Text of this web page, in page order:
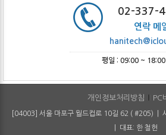
02-337-
연락 메
평일 : 09:00 ~ 18:00
개인정보처리방침 PC
[04003] 서울 마포구 월드컵로 10길 62 ( #205) |
| 대표: 한 철헌